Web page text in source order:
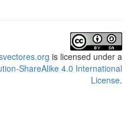
is licensed under a
ShareAlike 4.0 International
License.